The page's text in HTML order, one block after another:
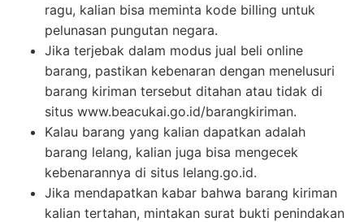
ragu, kalian bisa meminta kode billing untuk
pelunasan pungutan negara.
Jika terjebak dalam modus jual beli online
barang, pastikan kebenaran dengan menelusuri
barang kiriman tersebut ditahan atau tidak di
situs www.beacukai.go.id/barangkiriman.
Kalau barang yang kalian dapatkan adalah
barang lelang, kalian juga bisa mengecek
kebenarannya di situs lelang.go.id.
Jika mendapatkan kabar bahwa barang kiriman
kalian tertahan, mintakan surat bukti penindakan